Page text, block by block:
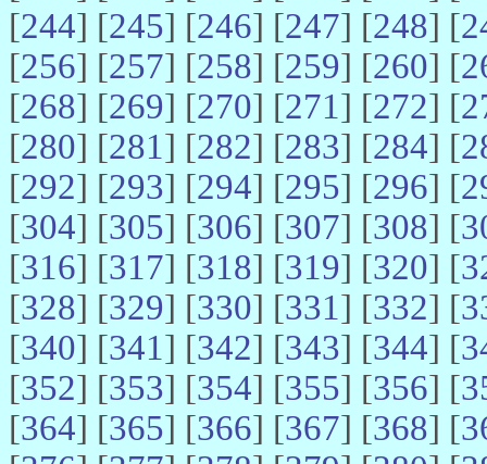
[244] [245] [246] [247] [248] [
[256] [257] [258] [259] [260] [
[268] [269] [270] [271] [272] [
[280] [281] [282] [283] [284] [
[292] [293] [294] [295] [296] [
[304] [305] [306] [307] [308] [
[316] [317] [318] [319] [320] [
[328] [329] [330] [331] [332] [
[340] [341] [342] [343] [344] [
[352] [353] [354] [355] [356] [
[364] [365] [366] [367] [368] [